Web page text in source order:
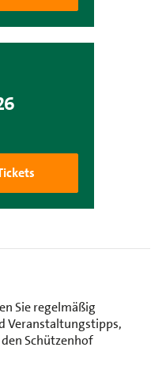
Sie regelmäßig
Veranstaltungstipps,
Schützenhof